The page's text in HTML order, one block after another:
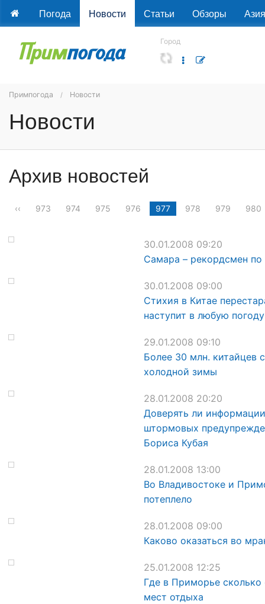
Погода Новости Статьи Обзоры Азия
Город
Примпогода Новости
Новости
Архив новостей
‹‹ 973 974 975 976 977 978 979 980
30.01.2008 09:20
Самара – рекордсмен по
30.01.2008 09:00
Стихия в Китае
наступит в любую погоду
29.01.2008 09:10
Более 30 млн. китайцев
холодной зимы
28.01.2008 20:20
Доверять ли
штормовых
Бориса Кубая
28.01.2008 13:00
Во Владивостоке и
потеплело
28.01.2008 09:00
Каково оказаться во
25.01.2008 12:25
Где в Приморье сколько
мест отдыха